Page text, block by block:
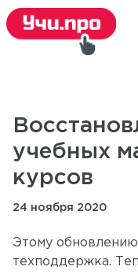
учебных
курсов
24 ноября 2020
Этому
техподдержка.